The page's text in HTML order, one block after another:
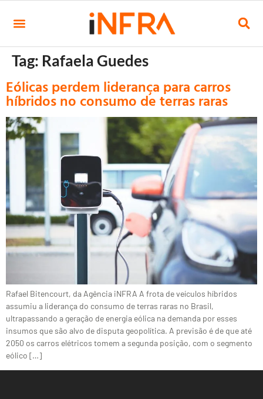
Tag: Rafaela Guedes
Eólicas perdem liderança para carros
híbridos no consumo de terras raras
Rafael Bitencourt, da Agência iNFRA A frota de veículos híbridos
assumiu a liderança do consumo de terras raras no Brasil,
ultrapassando a geração de energia eólica na demanda por esses
insumos que são alvo de disputa geopolítica. A previsão é de que até
2050 os carros elétricos tomem a segunda posição, com o segmento
eólico […]